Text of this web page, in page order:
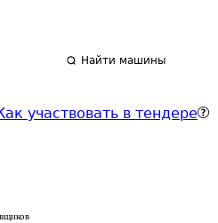
Найти машины
участвовать в тендере